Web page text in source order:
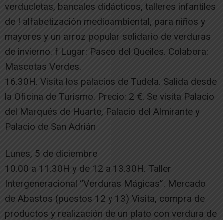
verducletas, bancales didácticos, talleres infantiles
de ! alfabetización medioambiental, para niños y
mayores y un arroz popular solidario de verduras
de invierno. f Lugar: Paseo del Queiles. Colabora:
Mascotas Verdes.
16.30H. Visita los palacios de Tudela. Salida desde
la Oficina de Turismo. Precio: 2 €. Se visita Palacio
del Marqués de Huarte, Palacio del Almirante y
Palacio de San Adrián
Lunes, 5 de diciembre
10.00 a 11.30H y de 12 a 13.30H. Taller
Intergeneracional “Verduras Mágicas”. Mercado
de Abastos (puestos 12 y 13) Visita, compra de
productos y realización de un plato con verdura de